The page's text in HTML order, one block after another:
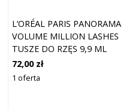
L’ORÉAL PARIS PANORAMA
VOLUME MILLION LASHES
TUSZE DO RZĘS 9,9 ML
BORDEAUX
72,00 zł
1 oferta